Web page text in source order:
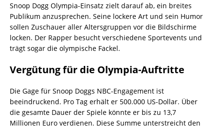
Snoop Dogg Olympia-Einsatz zielt darauf ab, ein breites
Publikum anzusprechen. Seine lockere Art und sein Humor
sollen Zuschauer aller Altersgruppen vor die Bildschirme
locken. Der Rapper besucht verschiedene Sportevents und
trägt sogar die olympische Fackel.
Vergütung für die Olympia-Auftritte
Die Gage für Snoop Doggs NBC-Engagement ist
beeindruckend. Pro Tag erhält er 500.000 US-Dollar. Über
die gesamte Dauer der Spiele könnte er bis zu 13,7
Millionen Euro verdienen. Diese Summe unterstreicht den